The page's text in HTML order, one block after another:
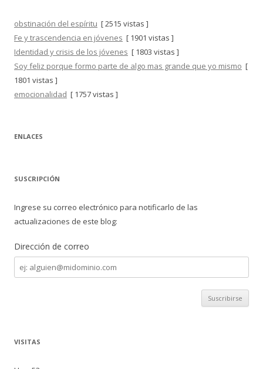
obstinación del espíritu [ 2515 vistas ]
Fe y trascendencia en jóvenes [ 1901 vistas ]
Identidad y crisis de los jóvenes [ 1803 vistas ]
Soy feliz porque formo parte de algo mas grande que yo mismo [
1801 vistas ]
emocionalidad [ 1757 vistas ]
ENLACES
SUSCRIPCIÓN
Ingrese su correo electrónico para notificarlo de las
actualizaciones de este blog:
Dirección de correo
Dirección
de
correo
VISITAS